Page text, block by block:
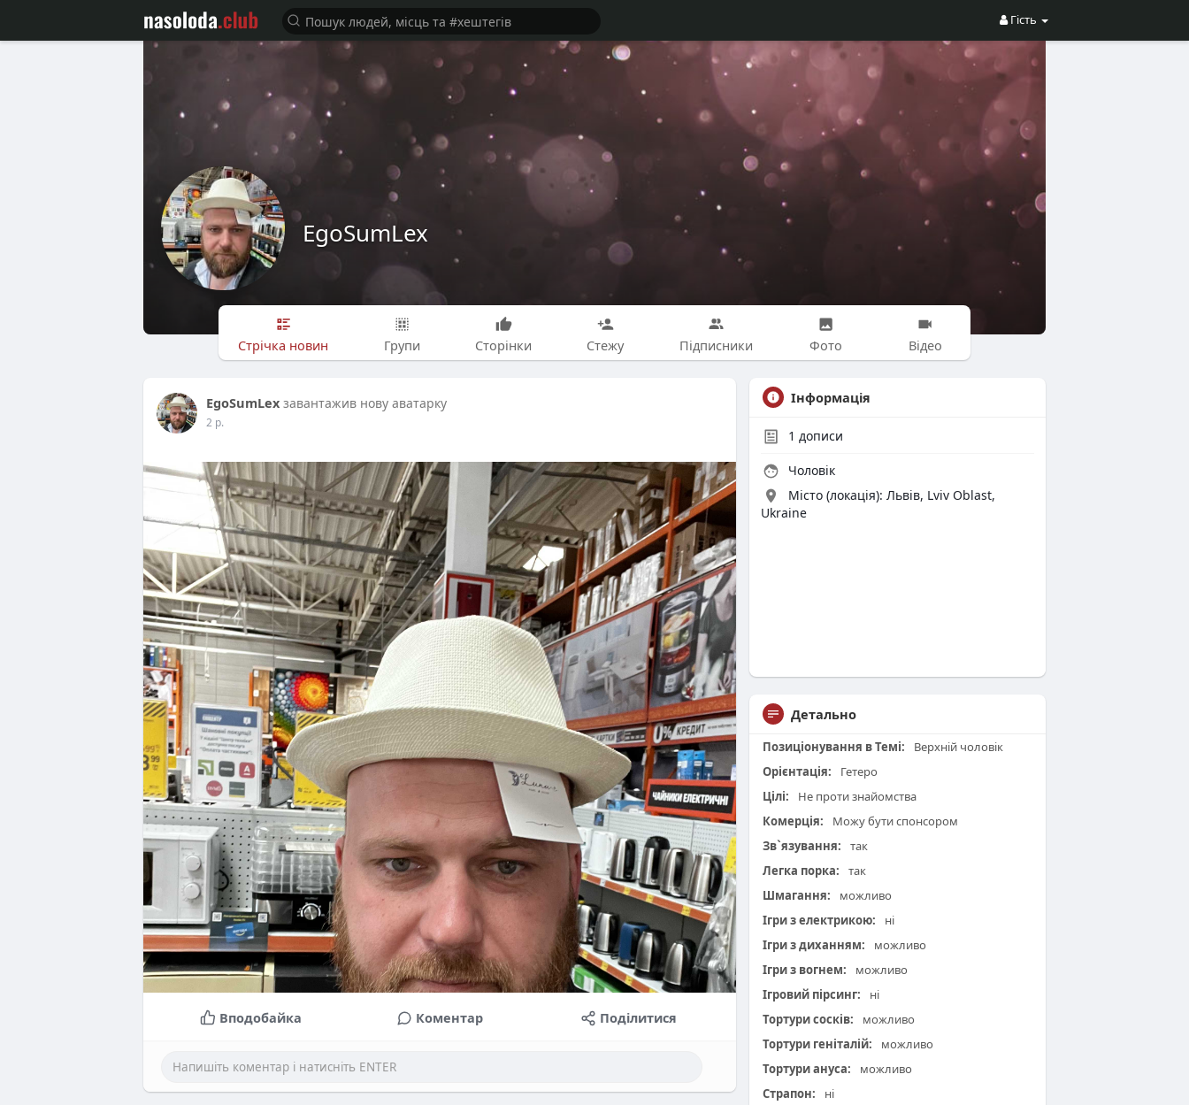
Гість
EgoSumLex
Стрічка новин Групи Сторінки Стежу Підписники Фото Відео
EgoSumLex завантажив нову аватарку
2 р.
Вподобайка Коментар Поділитися
Інформація
1 дописи
Чоловік
Місто (локація): Львів, Lviv Oblast,
Ukraine
Детально
Позиціонування в Темі:
Верхній чоловік
Орієнтація:
Гетеро
Цілі:
Не проти знайомства
Комерція:
Можу бути спонсором
Зв`язування:
так
Легка порка:
так
Шмагання:
можливо
Ігри з електрикою:
ні
Ігри з диханням:
можливо
Ігри з вогнем:
можливо
Ігровий пірсинг:
ні
Тортури сосків:
можливо
Тортури геніталій:
можливо
Тортури ануса:
можливо
Страпон:
ні